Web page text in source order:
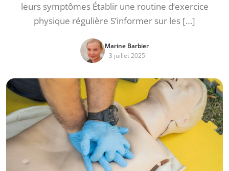
leurs symptômes Établir une routine d’exercice
physique régulière S’informer sur les […]
Marine Barbier
3 juillet 2025